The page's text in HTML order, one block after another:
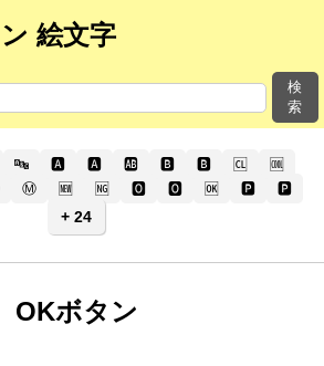
絵文字
検
索
🔤 🅰️ 🅰 🆎 🅱️ 🅱 🆑
🆒
Ⓜ 🆕 🆖 🅾️ 🅾 🆗 🅿️ 🅿
+ 24
OKボタン